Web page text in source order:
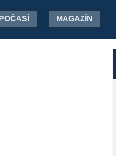
POČASÍ MAGAZÍN